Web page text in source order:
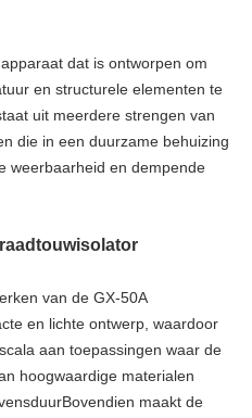
dat is ontworpen om
en structurele elementen te
uit meerdere strengen van
die in een duurzame behuizing
weerbaarheid en dempende
van de GX-50A
en lichte ontwerp, waardoor
aan toepassingen waar de
hoogwaardige materialen
maakt de